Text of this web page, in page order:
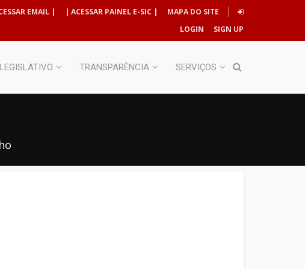
EMAIL | | ACESSAR PAINEL E-SIC |
MAPA DO SITE
LOGIN
SIGN UP
TRANSPARÊNCIA SERVIÇOS